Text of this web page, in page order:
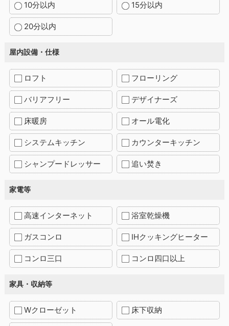
10分以内 15分以内
20分以内
屋内設備・仕様
ロフト フローリング
バリアフリー デザイナーズ
床暖房 オール電化
システムキッチン カウンターキッチン
シャンプードレッサー 追い焚き
家電等
高速インターネット 浴室乾燥機
ガスコンロ IHクッキングヒーター
コンロ三口 コンロ四口以上
家具・収納等
Wクローゼット 床下収納